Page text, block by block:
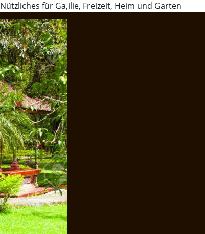
Nützliches für Ga,ilie, Freizeit, Heim und Garten